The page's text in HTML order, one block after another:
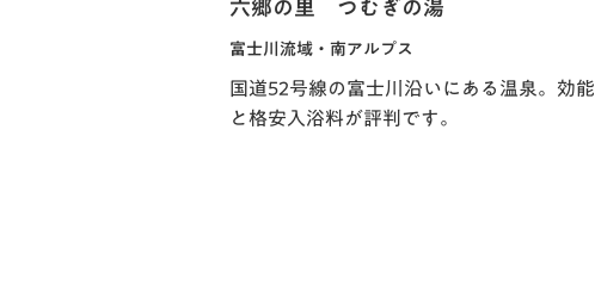
六郷の里 つむぎの湯
富士川流域・南アルプス
国道52号線の富士川沿いにある温泉。効能
と格安入浴料が評判です。